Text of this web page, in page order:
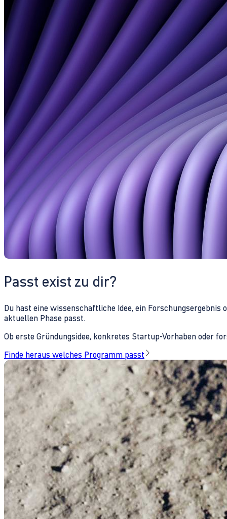
Passt exist zu dir?
Du hast eine wissenschaftliche Idee, ein
aktuellen Phase passt.
Ob erste Gründungsidee, konkretes Startup-Vorhaben oder
Finde heraus welches Programm passt